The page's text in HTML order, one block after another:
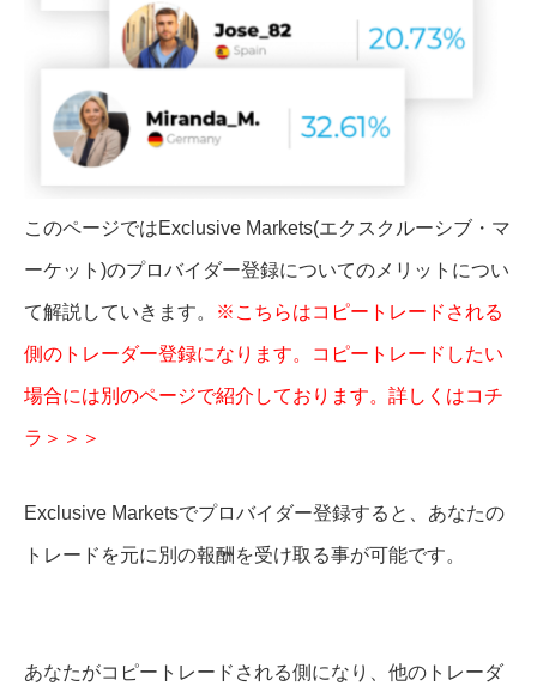
このページではExclusive Markets(エクスクルーシブ・マ
ーケット)のプロバイダー登録についてのメリットについ
て解説していきます。 ※こちらはコピートレードされる
側のトレーダー登録になります。コピートレードしたい
場合には別のページで紹介しております。詳しくはコチ
ラ＞＞＞
Exclusive Marketsでプロバイダー登録すると、あなたの
トレードを元に別の報酬を受け取る事が可能です。
あなたがコピートレードされる側になり、他のトレーダ